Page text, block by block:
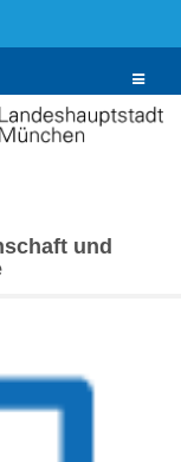
Toggle
und